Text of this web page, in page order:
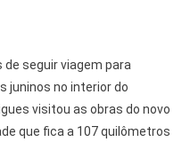
seguir viagem para
juninos no interior do
visitou as obras do novo
que fica a 107 quilômetros